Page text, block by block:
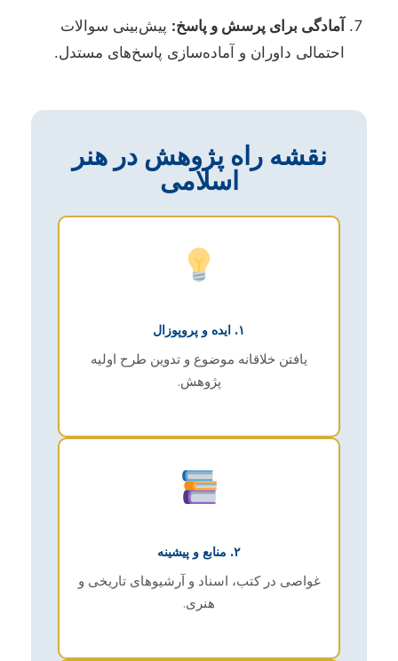
آمادگی برای پرسش و پاسخ: پیش‌بینی سوالات
احتمالی داوران و آماده‌سازی پاسخ‌های مستدل.
نقشه راه پژوهش در هنر
اسلامی
۱. ایده و پروپوزال
یافتن خلاقانه موضوع و تدوین طرح اولیه
پژوهش.
۲. منابع و پیشینه
غواصی در کتب، اسناد و آرشیوهای تاریخی و
هنری.